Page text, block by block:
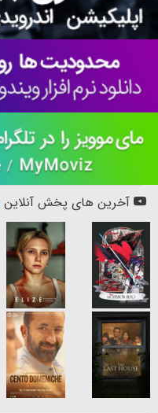
آخرین های پخش آنلاین